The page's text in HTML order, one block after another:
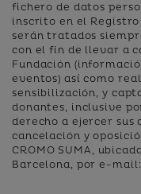
fichero de datos
inscrito en el
serán tratados
con el fin de llevar a
Fundación
eventos) así como
sensibilización, y
donantes, inclusive
derecho a ejercer sus
cancelación y
CROMO SUMA,
Barcelona, por e-